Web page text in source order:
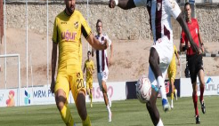
Bandırmaspor’dan 3 gollü
08 Ağustos 2026